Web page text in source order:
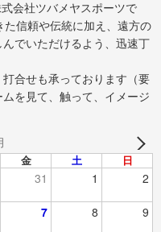
会社ツバメヤスポーツで
信頼や伝統に加え、遠方の
でいただけるよう、迅速丁
合せも承っております（要
を見て、触って、イメージ
金 土 日
31 1 2
7 8 9